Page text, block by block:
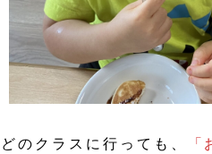
どのクラスに行っても、